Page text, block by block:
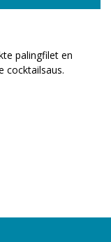
palingfilet en
cocktailsaus.